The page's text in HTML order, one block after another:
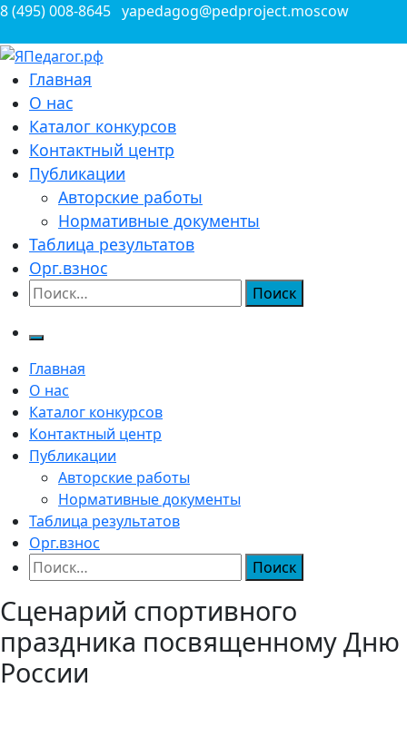
Перейти
содержимому
8 (495) 008-8645 yapedagog@pedproject.moscow
ЯПедагог.рф
Всероссийские конкурсы для педагогов
Главная
О нас
Каталог конкурсов
Контактный центр
Публикации
Авторские работы
Нормативные документы
Таблица результатов
Орг.взнос
Найти:
Главная
О нас
Каталог конкурсов
Контактный центр
Публикации
Авторские работы
Нормативные документы
Таблица результатов
Орг.взнос
Найти:
Сценарий спортивного
праздника посвященному Дню
России